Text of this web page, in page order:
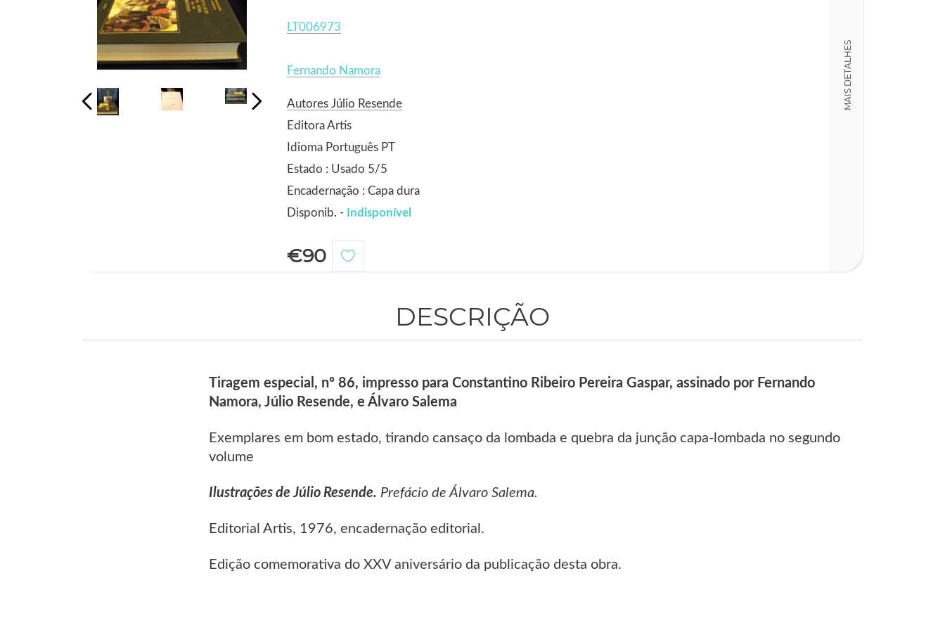
LT006973
Fernando Namora
Autores Júlio Resende
Editora Artis
Idioma Português PT
Estado : Usado 5/5
Encadernação : Capa dura
Disponib. - Indisponível
€90
MAIS DETALHES
DESCRIÇÃO
Tiragem especial, nº 86, impresso para Constantino Ribeiro Pereira Gaspar, assinado por Fernando
Namora, Júlio Resende, e Álvaro Salema
Exemplares em bom estado, tirando cansaço da lombada e quebra da junção capa-lombada no segundo
volume
Ilustrações de Júlio Resende. Prefácio de Álvaro Salema.
Editorial Artis, 1976, encadernação editorial.
Edição comemorativa do XXV aniversário da publicação desta obra.